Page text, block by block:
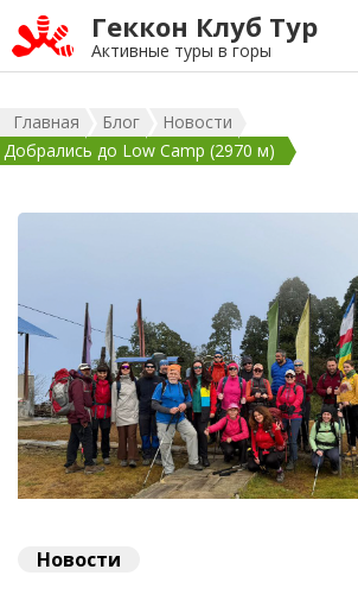
Геккон Клуб Тур
Активные туры в горы
Главная Блог
Новости
Добрались до Low Camp (2970 м)
Новости